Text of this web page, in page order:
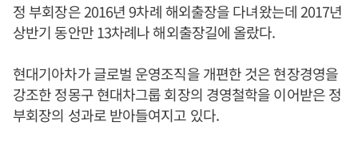
정 부회장은 2016년 9차례 해외출장을 다녀왔는데 2017년
상반기 동안만 13차례나 해외출장길에 올랐다.
현대기아차가 글로벌 운영조직을 개편한 것은 현장경영을
강조한 정몽구 현대차그룹 회장의 경영철학을 이어받은 정
부회장의 성과로 받아들여지고 있다.